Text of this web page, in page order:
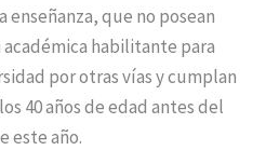
enseñanza, que no posean
habilitante para
por otras vías y cumplan
40 años de edad antes del
este año.